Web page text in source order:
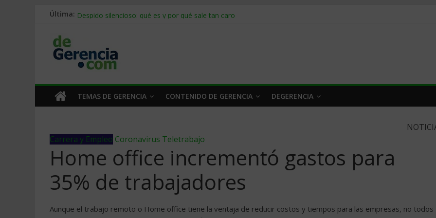
Última: Stablecoins para empresas: cómo pagar y cobrar en 2026
Trabajo forzoso en la cadena de suministro: qué hacer
Mercado hispano de EE. UU.: cómo segmentarlo y venderle
TEMAS DE GERENCIA CONTENIDO DE GERENCIA DEGERENCIA
Carrera y Empleo Coronavirus Teletrabajo
Home office incrementó gastos para
35% de trabajadores
Aunque el trabajo remoto o Home office tiene la ventaja de reducir costos y tiempos para las empresas, no todos